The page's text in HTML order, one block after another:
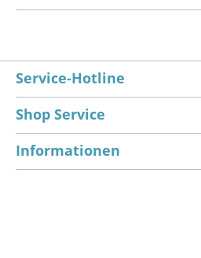
Service-Hotline
Shop Service
Informationen